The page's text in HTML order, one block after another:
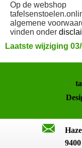
Op de webshop
algemene
vinden onder
Laatste wijziging